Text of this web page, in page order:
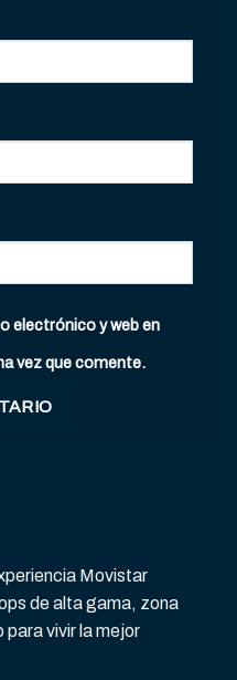
electrónico y web en
vez que comente.
Movistar
de alta gama, zona
vivir la mejor